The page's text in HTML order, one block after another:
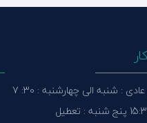
: شنبه الی چهارشنبه : 30: 7